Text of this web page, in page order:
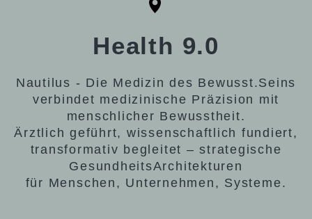
Health 9.0
Nautilus - Die Medizin des Bewusst.Seins
verbindet medizinische Präzision mit
menschlicher Bewusstheit.
Ärztlich geführt, wissenschaftlich fundiert,
transformativ begleitet – strategische
GesundheitsArchitekturen
für Menschen, Unternehmen, Systeme.